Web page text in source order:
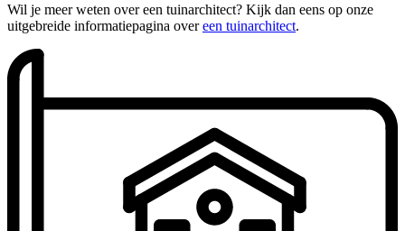
Wil je meer weten over een tuinarchitect? Kijk dan eens op onze
uitgebreide informatiepagina overeen tuinarchitect.